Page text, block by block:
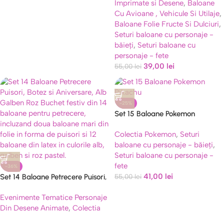
Imprimate si Desene, Baloane
Cu Avioane , Vehicule Si Utilaje,
Baloane Folie Fructe Si Dulciuri,
Seturi baloane cu personaje -
băieți, Seturi baloane cu
personaje - fete
55,00lei 39,00 lei
-36%
Set 14 Baloane Petrecere Puisori,
Roz
Evenimente Tematice Personaje
Din Desene Animate, Colectia
-25%
Set 15 Baloane Pokemon
Colectia Pokemon, Seturi
baloane cu personaje - băieți,
Seturi baloane cu personaje -
fete
55,00lei 41,00 lei